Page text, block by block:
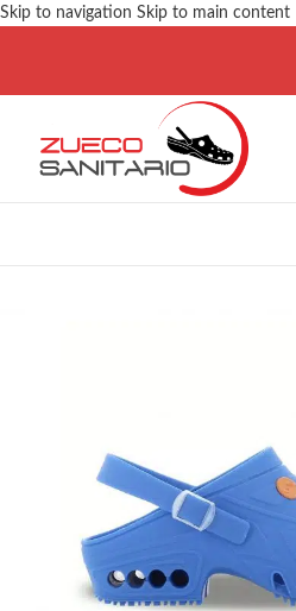
Skip to navigation Skip to main content